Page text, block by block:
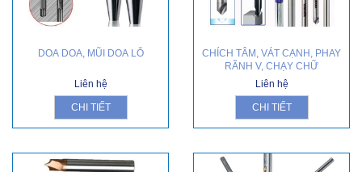
DOA DOA, MŨI DOA LỖ
Liên hệ
CHI TIẾT
CHÍCH TÂM, VÁT CẠNH, PHAY
RÃNH V, CHẠY CHỮ
Liên hệ
CHI TIẾT